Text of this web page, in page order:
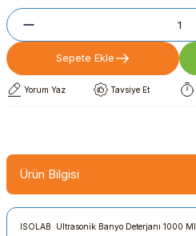
Sepete Ekle
Yorum Yaz Tavsiye Et
Ürün Bilgisi
ISOLAB Ultrasonik Banyo Deterjanı 1000 Ml